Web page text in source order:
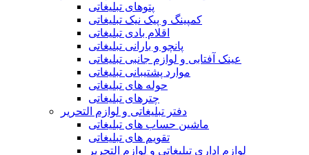
پتوهای تبلیغاتی
کمپینگ و پیک نیک تبلیغاتی
اقلام بادی تبلیغاتی
پانچو و بارانی تبلیغاتی
عینک آفتابی و لوازم جانبی تبلیغاتی
موارد پشتیبانی تبلیغاتی
حوله های تبلیغاتی
چترهای تبلیغاتی
دفتر تبلیغاتی و لوازم التحریر
ماشین حساب های تبلیغاتی
تقویم های تبلیغاتی
لوازم اداری تبلیغاتی و لوازم التحریر